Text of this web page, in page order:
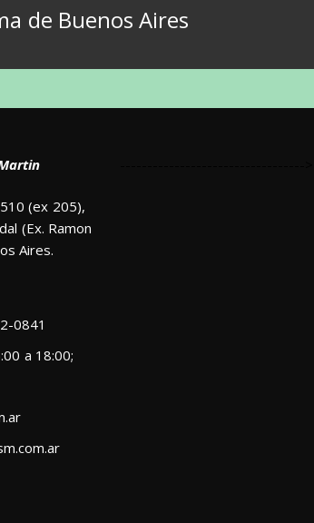
de Buenos Aires
(ex 205),
(Ex. Ramon
Aires.
0841
a 18:00;